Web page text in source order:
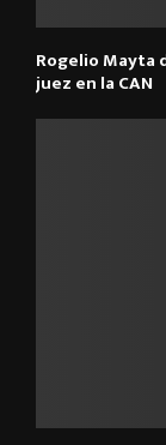
Rogelio Mayta
juez en la CAN